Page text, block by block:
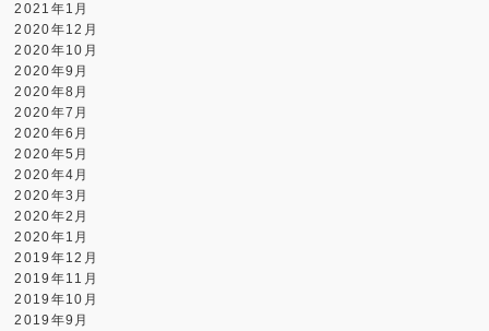
2021年1月
2020年12月
2020年10月
2020年9月
2020年8月
2020年7月
2020年6月
2020年5月
2020年4月
2020年3月
2020年2月
2020年1月
2019年12月
2019年11月
2019年10月
2019年9月